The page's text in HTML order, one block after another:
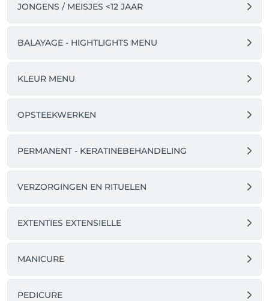
JONGENS / MEISJES <12 JAAR
BALAYAGE - HIGHTLIGHTS MENU
KLEUR MENU
OPSTEEKWERKEN
PERMANENT - KERATINEBEHANDELING
VERZORGINGEN EN RITUELEN
EXTENTIES EXTENSIELLE
MANICURE
PEDICURE